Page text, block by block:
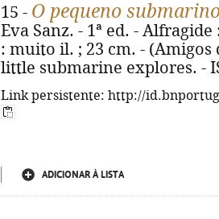
15 - O pequeno
Eva Sanz. - 1ª ed. -
: muito il. ; 23 cm. -
little submarine explores. -
Link persistente: http://
ADICIONAR À LISTA